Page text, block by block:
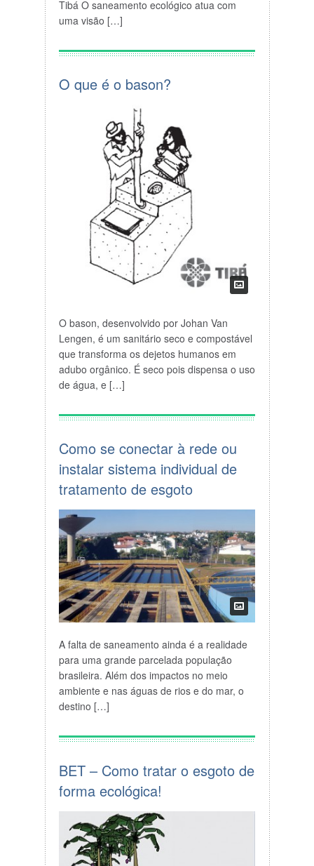
Tibá O saneamento ecológico atua com
uma visão […]
O que é o bason?
O bason, desenvolvido por Johan Van
Lengen, é um sanitário seco e compostável
que transforma os dejetos humanos em
adubo orgânico. É seco pois dispensa o uso
de água, e […]
Como se conectar à rede ou
instalar sistema individual de
tratamento de esgoto
A falta de saneamento ainda é a realidade
para uma grande parcelada população
brasileira. Além dos impactos no meio
ambiente e nas águas de rios e do mar, o
destino […]
BET – Como tratar o esgoto de
forma ecológica!